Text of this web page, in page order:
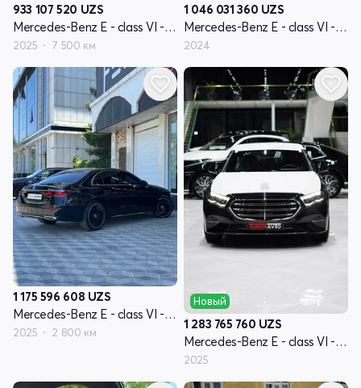
933 107 520 UZS
Mercedes-Benz E - class VI - поколение (W214, S214)
2025 7 500 км
1 046 031 360 UZS
Mercedes-Benz E - class VI - поколение (W214, S214)
2024
1 175 596 608 UZS
Mercedes-Benz E - class VI - поколение (W214, S214)
2025 2 800 км
Новый
1 283 765 760 UZS
Mercedes-Benz E - class VI - поколение (W214, S214)
2025